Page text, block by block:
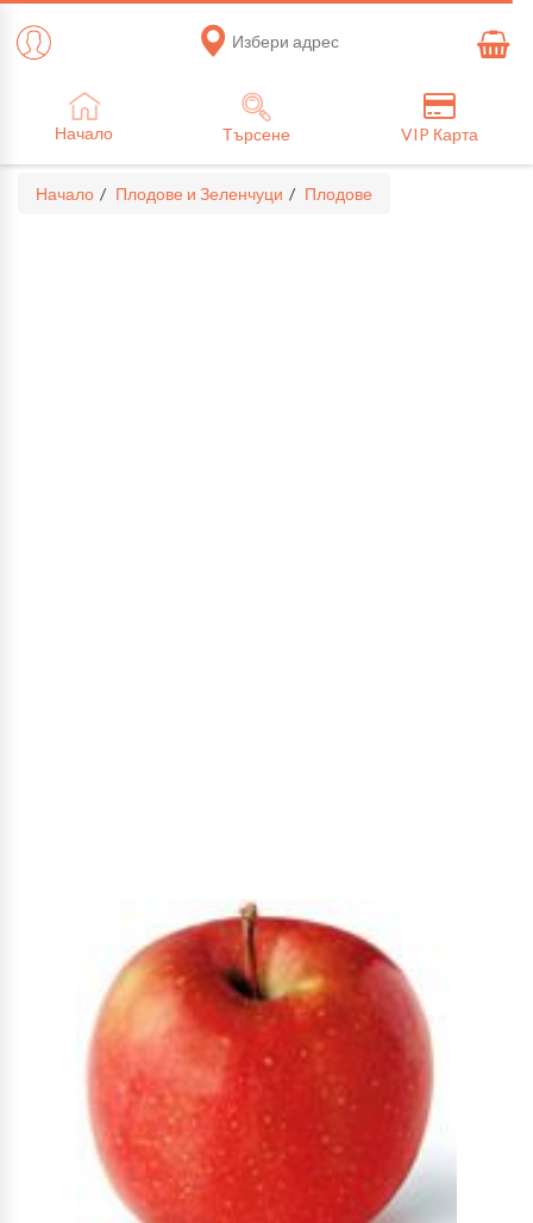
Избери адрес
Начало Търсене VIP Карта
Начало Плодове и Зеленчуци Плодове